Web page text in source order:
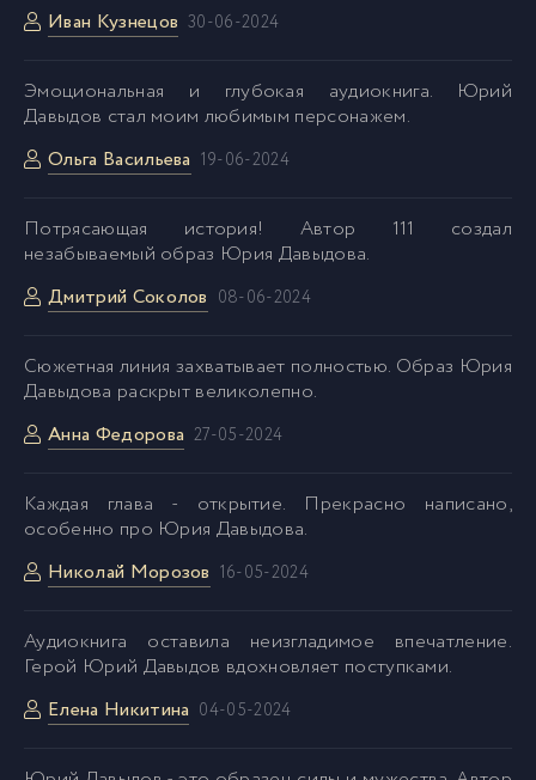
49 Golovnin_049
50 Golovnin_050
51 Golovnin_051
52 Golovnin_052
53 Golovnin_053
Иван Кузнецов 30-06-2024
Эмоциональная и глубокая аудиокнига. Юрий
Давыдов стал моим любимым персонажем.
Ольга Васильева 19-06-2024
Потрясающая история! Автор 111 создал
незабываемый образ Юрия Давыдова.
Дмитрий Соколов 08-06-2024
Сюжетная линия захватывает полностью. Образ Юрия
Давыдова раскрыт великолепно.
Анна Федорова 27-05-2024
Каждая глава - открытие. Прекрасно написано,
особенно про Юрия Давыдова.
Николай Морозов 16-05-2024
Аудиокнига оставила неизгладимое впечатление.
Герой Юрий Давыдов вдохновляет поступками.
Елена Никитина 04-05-2024